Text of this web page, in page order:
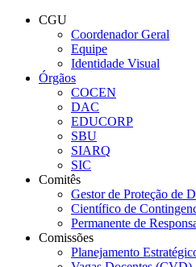
Conteúdo principal
CGU
Coordenador Geral
Equipe
Identidade Visual
Órgãos
COCEN
DAC
EDUCORP
SBU
SIARQ
SIC
Comitês
Gestor de Proteção de
Científico de
Permanente de
Comissões
Planejamento